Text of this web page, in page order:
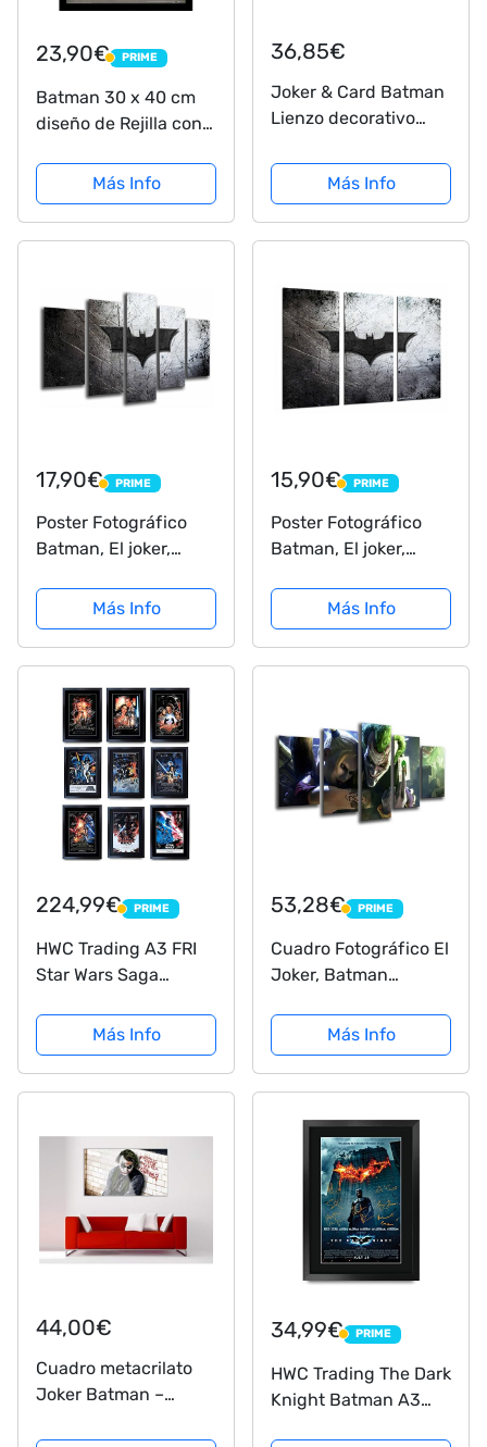
23,90€ PRIME
PRIME
Batman 30 x 40 cm
diseño de Rejilla con
Más Info
36,85€
Joker & Card Batman
Lienzo decorativo
cm)
Más Info
17,90€ PRIME
PRIME
Poster Fotográfico
Batman, El joker,
total: 165 x 62 cm XXL
Más Info
15,90€ PRIME
PRIME
Poster Fotográfico
Batman, El joker,
total: 97 x 62 cm XXL
Más Info
224,99€ PRIME
PRIME
HWC Trading A3 FRI
Star Wars Saga
La Película Moldeada
Póster Firmado con El
Capítulo De Regalo
Ridley...
Más Info
53,28€ PRIME
PRIME
Cuadro Fotográfico El
Joker, Batman
62 cm XXLMás Info
44,00€
Cuadro metacrilato
Joker Batman –
34,99€ PRIME
PRIME
HWC Trading The Dark
Knight Batman A3